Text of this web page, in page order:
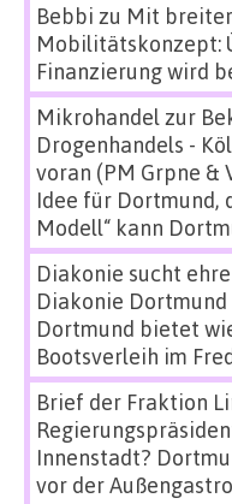
Bebbi zu Mit
Mobilitätskonzept:
Finanzierung wird
Mikrohandel zur
Drogenhandels -
voran (PM Grpne &
Idee für Dortmund,
Modell“ kann
Diakonie sucht
Diakonie Dortmund
Dortmund bietet
Bootsverleih im
Brief der Fraktion
Innenstadt?
vor der